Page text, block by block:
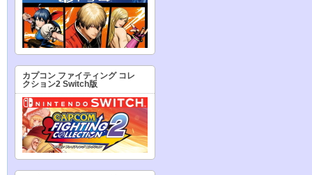
カプコン ファイティング コレ
クション2 Switch版